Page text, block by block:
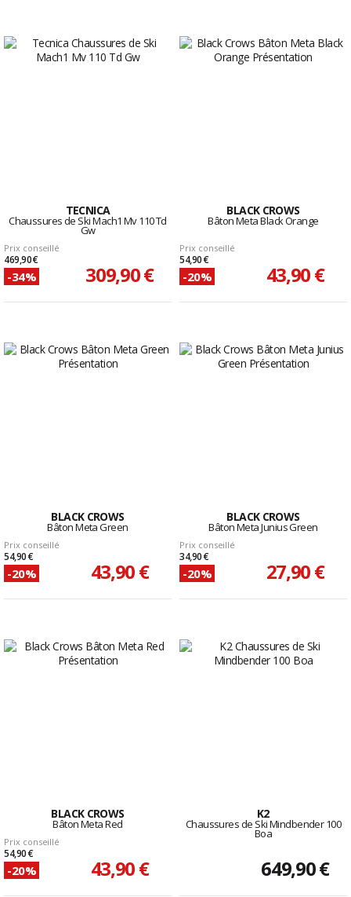
TECNICA
Chaussures de Ski Mach1 Mv 110 Td
Gw
Prix conseillé
469,90 €
-34% 309,90 €
BLACK CROWS
Bâton Meta Black Orange
Prix conseillé
54,90 €
-20% 43,90 €
BLACK CROWS
Bâton Meta Green
Prix conseillé
54,90 €
-20% 43,90 €
BLACK CROWS
Bâton Meta Junius Green
Prix conseillé
34,90 €
-20% 27,90 €
BLACK CROWS
Bâton Meta Red
Prix conseillé
54,90 €
-20% 43,90 €
K2
Chaussures de Ski Mindbender 100
Boa
649,90 €